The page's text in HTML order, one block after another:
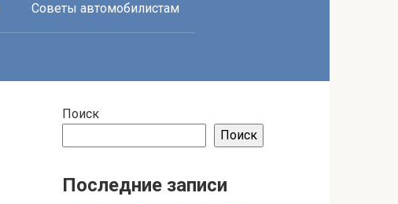
Советы автомобилистам
Поиск
Поиск
Последние записи